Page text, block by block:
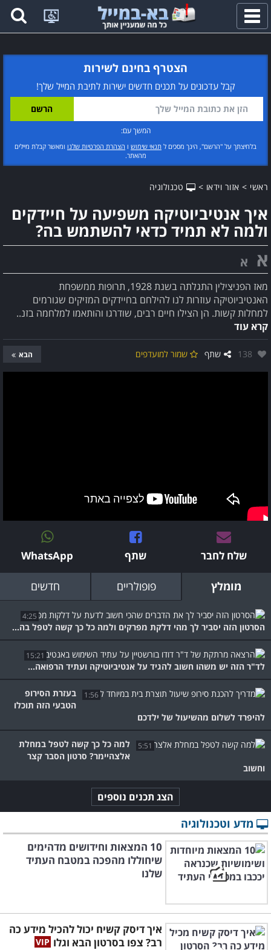
פתח
תפריט
הצטרף בחינם לשירות
קבל עדכונים על תכנים חדשים ישירות לתיבת המייל שלך!
המשך עם:
בלחיצתך על "הרשם", הינך מסכים ל תנאי שימוש ו הצהרת הפרטיות שלנו ומאשר קבלת מיילים
מהאתר.
ראשי > אזור וידאו > טכנולוגיה
איך אנטיביוטיקה משפיעה על חיידקים
ולמה לא תמיד כדאי להשתמש בה?
א א
מאז הפניצילין התגלתה בשנת 1928, תרופות ממשפחת
האנטיביוטיקה עוזרות לנו להילחם בחיידקים המזיקים שגורמים
למחלות קשות. הן הצילו חיים רבים, שודרגו והותאמו למלחמה בזנ..
קרא עוד
אהבו:
138 שתף שמור למועדפים הבא
שלח לחבר שתף WhatsApp
מומלץ פופולריים חדשים
4:25
הסרטון הזה יסביר לך מהי דלקת מפרקים ולמה כל כך קשה לטפל בה...
15:21
לד"ר הזה יש משהו חשוב להגיד על אנטיביוטיקה ועתיד הרפואה...
1:56
בעזרת הסירופ
הטבעי הזה תוכלו
להיפרד לשלום מהשיעול של ילדכם
5:51
למה כל כך קשה לטפל במחלת
אלצהיימר? סרטון הסבר קצר
וחשוב
הצג תכנים נוספים
מדע וטכנולוגיה
10 המצאות וחידושים מדהימים
שיחוללו מהפכה במטבח העתיד
שלנו
איך דיסק קשיח יכול להכיל מידע כה
רב? צפו בסרטון הבא וגלו